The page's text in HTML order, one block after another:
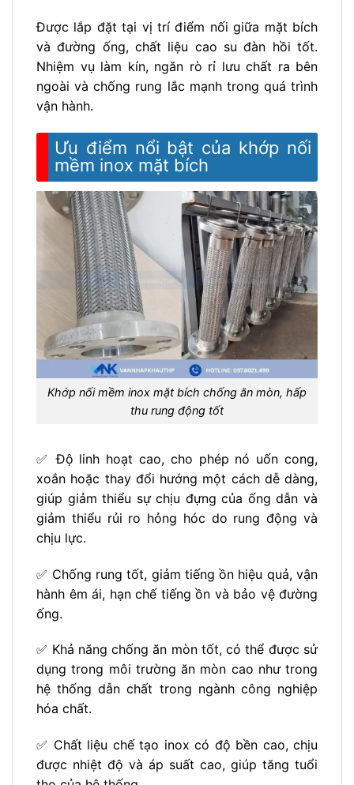
Được lắp đặt tại vị trí điểm nối giữa mặt bích
và đường ống, chất liệu cao su đàn hồi tốt.
Nhiệm vụ làm kín, ngăn rò rỉ lưu chất ra bên
ngoài và chống rung lắc mạnh trong quá trình
vận hành.
Ưu điểm nổi bật của khớp nối
mềm inox mặt bích
Khớp nối mềm inox mặt bích chống ăn mòn, hấp
thu rung động tốt
✅ Độ linh hoạt cao, cho phép nó uốn cong,
xoắn hoặc thay đổi hướng một cách dễ dàng,
giúp giảm thiểu sự chịu đựng của ống dẫn và
giảm thiểu rủi ro hỏng hóc do rung động và
chịu lực.
✅ Chống rung tốt, giảm tiếng ồn hiệu quả, vận
hành êm ái, hạn chế tiếng ồn và bảo vệ đường
ống.
✅ Khả năng chống ăn mòn tốt, có thể được sử
dụng trong môi trường ăn mòn cao như trong
hệ thống dẫn chất trong ngành công nghiệp
hóa chất.
✅ Chất liệu chế tạo inox có độ bền cao, chịu
được nhiệt độ và áp suất cao, giúp tăng tuổi